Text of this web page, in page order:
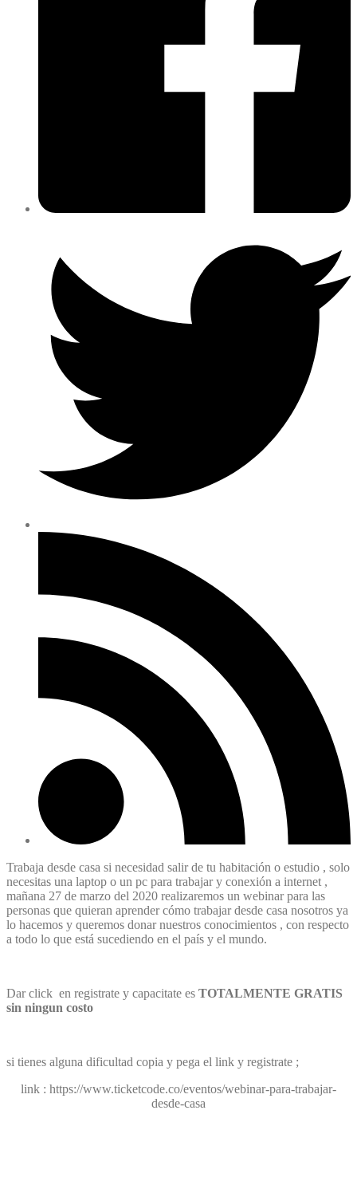
Trabaja desde casa si necesidad salir de tu habitación o estudio , solo
necesitas una laptop o un pc para trabajar y conexión a internet ,
mañana 27 de marzo del 2020 realizaremos un webinar para las
personas que quieran aprender cómo trabajar desde casa nosotros ya
lo hacemos y queremos donar nuestros conocimientos , con respecto
a todo lo que está sucediendo en el país y el mundo.
Dar click en registrate y capacitate es TOTALMENTE GRATIS
sin ningun costo
si tienes alguna dificultad copia y pega el link y registrate ;
link : https://www.ticketcode.co/eventos/webinar-para-trabajar-
desde-casa